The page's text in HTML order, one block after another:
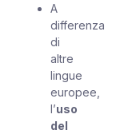
A
differenza
di
altre
lingue
europee,
l’uso
del